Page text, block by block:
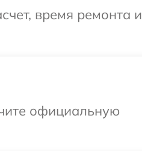
время ремонта и
официальную